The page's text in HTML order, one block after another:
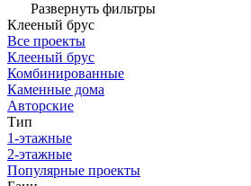
Развернуть фильтры
Клееный брус
Все проекты
Клееный брус
Комбинированные
Каменные дома
Авторские
Тип
1-этажные
2-этажные
Популярные проекты